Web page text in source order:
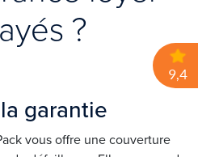
?
garantie
vous offre une couverture